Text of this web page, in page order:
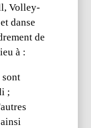
Volley-
danse
de
à :
sont
;